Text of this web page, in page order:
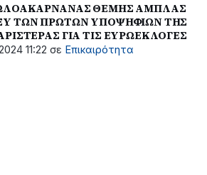
ΘΕΜΗΣ ΑΜΠΛΑΣ
ΤΩΝ ΠΡΩΤΩΝ ΥΠΟΨΗΦΙΩΝ ΤΗΣ
ΓΙΑ ΤΙΣ ΕΥΡΩΕΚΛΟΓΕΣ
11:22 σε Επικαιρότητα